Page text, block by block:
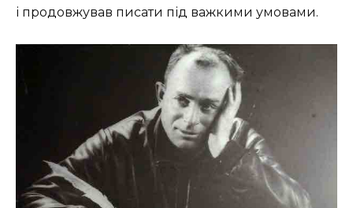
і продовжував писати під важкими умовами.